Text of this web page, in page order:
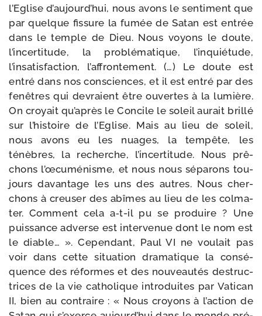
l’Eglise d’aujourd’hui, nous avons le sen­ti­ment que
par quelque fis­sure la fumée de Satan est entrée
dans le temple de Dieu. Nous voyons le doute,
l’incertitude, la pro­blé­ma­tique, l’inquiétude,
l’insatisfaction, l’affrontement. (…) Le doute est
entré dans nos consciences, et il est entré par des
fenêtres qui devraient être ouvertes à la lumière.
On croyait qu’après le Concile le soleil aurait brillé
sur l’histoire de l’Eglise. Mais au lieu de soleil,
nous avons eu les nuages, la tem­pête, les
ténèbres, la recherche, l’incertitude. Nous prê­
chons l’œcuménisme, et nous nous sépa­rons tou­
jours davan­tage les uns des autres. Nous cher­
chons à creu­ser des abîmes au lieu de les col­ma­
ter. Comment cela a‑t-​il pu se pro­duire ? Une
puis­sance adverse est inter­ve­nue dont le nom est
le diable… ». Cependant, Paul VI ne vou­lait pas
voir dans cette situa­tion dra­ma­tique la consé­
quence des réformes et des nou­veau­tés des­truc­
trices de la vie catho­lique intro­duites par Vatican
II, bien au contraire : « Nous croyons à l’action de